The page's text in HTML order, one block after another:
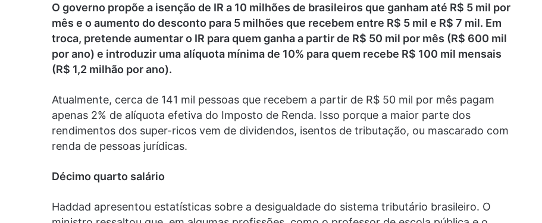
O governo propõe a isenção de IR a 10 milhões de brasileiros que ganham até R$ 5 mil por
mês e o aumento do desconto para 5 milhões que recebem entre R$ 5 mil e R$ 7 mil. Em
troca, pretende aumentar o IR para quem ganha a partir de R$ 50 mil por mês (R$ 600 mil
por ano) e introduzir uma alíquota mínima de 10% para quem recebe R$ 100 mil mensais
(R$ 1,2 milhão por ano).
Atualmente, cerca de 141 mil pessoas que recebem a partir de R$ 50 mil por mês pagam
apenas 2% de alíquota efetiva do Imposto de Renda. Isso porque a maior parte dos
rendimentos dos super-ricos vem de dividendos, isentos de tributação, ou mascarado com
renda de pessoas jurídicas.
Décimo quarto salário
Haddad apresentou estatísticas sobre a desigualdade do sistema tributário brasileiro. O